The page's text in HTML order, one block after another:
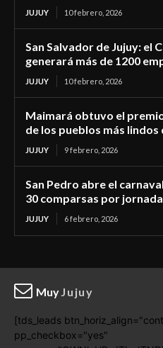
JUJUY 10 febrero, 2026
San Salvador de Jujuy: el
generará más de 1200
JUJUY 10 febrero, 2026
Maimará obtuvo el
de los pueblos más lindos
JUJUY 9 febrero, 2026
San Pedro abre el
30 comparsas por jornada
JUJUY 6 febrero, 2026
MuyJujuy
[tds_leads
pp_checkbox="yes"